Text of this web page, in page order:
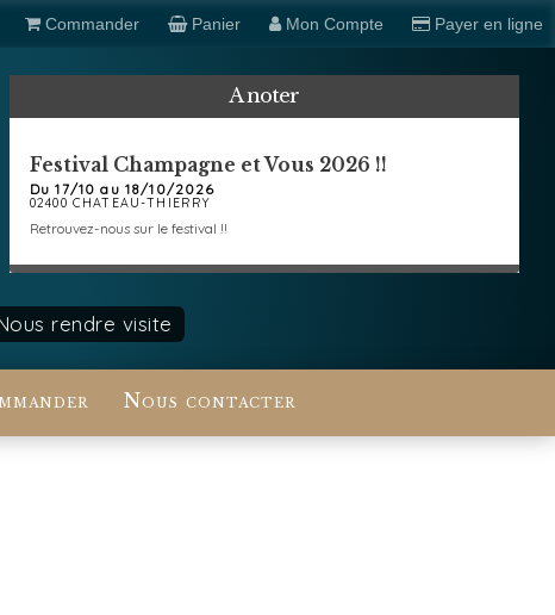
A noter
Festival Champagne et Vous 2026 !!
Du 17/10 au 18/10/2026
02400 CHATEAU-THIERRY
Retrouvez-nous sur le festival !!
rendre visite
Nous contacter
Commander Panier Mon Compte Payer en ligne